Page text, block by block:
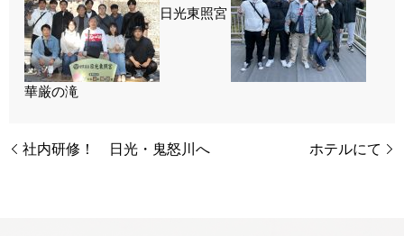
日光東照宮
華厳の滝
社内研修！ 日光・鬼怒川へ ホテルにて